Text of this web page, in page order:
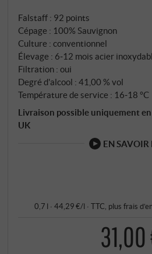
de l'acier inoxydable et distillés
lentement, dans les alambics à
Benito Nonino, avec une
l'amont et de l'aval. Le résultat
ballons en verre jusqu'à ce qu'il
harmonie.
Falstaff : 92 points
Cépage : 100% Sauvignon
Culture : conventionnel
Élevage : 6‑12 mois acier
Filtration : oui
Degré d'alcool : 41,00 % vol
Température de service : 16‑18 °C
Livraison possible uniquement en
UK
EN SAVOIR
0,7 l · 44,29 €/l ·TTC, plusfrais
31,00